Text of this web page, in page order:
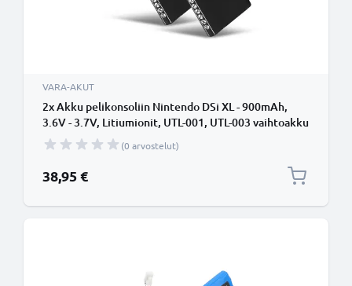
VARA-AKUT
2x Akku pelikonsoliin Nintendo DSi XL - 900mAh,
3.6V - 3.7V, Litiumionit, UTL-001, UTL-003 vaihtoakku
(0 arvostelut)
38,95 €